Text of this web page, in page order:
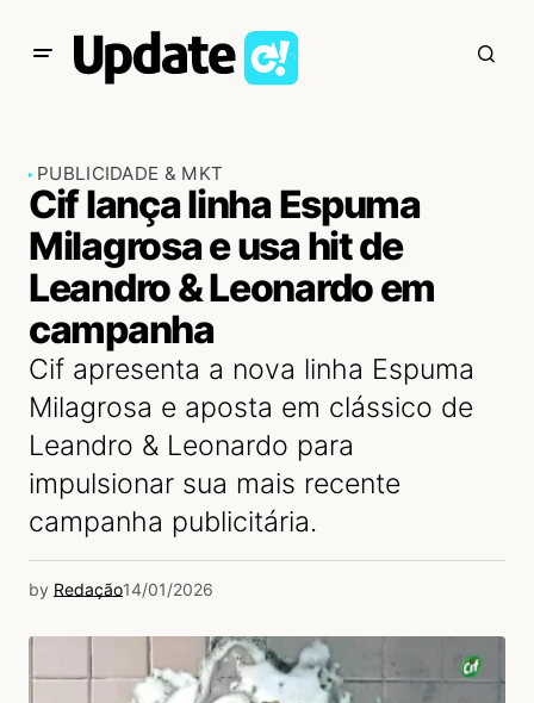
PUBLICIDADE & MKT
Cif lança linha Espuma
Milagrosa e usa hit de
Leandro & Leonardo em
campanha
Cif apresenta a nova linha Espuma
Milagrosa e aposta em clássico de
Leandro & Leonardo para
impulsionar sua mais recente
campanha publicitária.
by Redação14/01/2026